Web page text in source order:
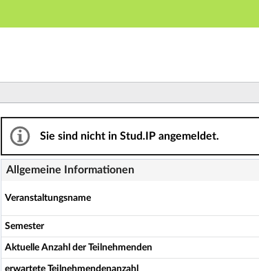
Seminar: Mütter, Huren, Gottesdienerinnen?
Sie sind nicht in Stud.IP angemeldet.
Allgemeine Informationen
Veranstaltungsname
Semester
Aktuelle Anzahl der Teilnehmenden
erwartete Teilnehmendenanzahl